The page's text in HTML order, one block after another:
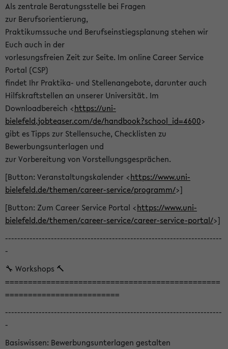
Als zentrale Beratungsstelle bei Fragen
zur Berufsorientierung,
Praktikumssuche und Berufseinstiegsplanung stehen wir
Euch auch in der
vorlesungsfreien Zeit zur Seite. Im online Career Service
Portal (CSP)
findet Ihr Praktika- und Stellenangebote, darunter auch
Hilfskraftstellen an unserer Universität. Im
Downloadbereich <https://uni-
bielefeld.jobteaser.com/de/handbook?school_id=4600>
gibt es Tipps zur Stellensuche, Checklisten zu
Bewerbungsunterlagen und
zur Vorbereitung von Vorstellungsgesprächen.
[Button: Veranstaltungskalender <https://www.uni-
bielefeld.de/themen/career-service/programm/>]
[Button: Zum Career Service Portal <https://www.uni-
bielefeld.de/themen/career-service/career-service-portal/>]
-----------------------------------------------------------------------
-
🔧 Workshops 🔨
===============================================
=========================
-----------------------------------------------------------------------
-
Basiswissen: Bewerbungsunterlagen gestalten